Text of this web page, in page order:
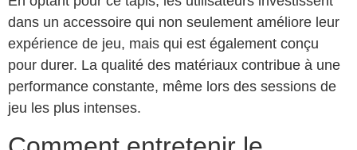
dans un accessoire qui non seulement améliore leur
expérience de jeu, mais qui est également conçu
pour durer. La qualité des matériaux contribue à une
performance constante, même lors des sessions de
jeu les plus intenses.